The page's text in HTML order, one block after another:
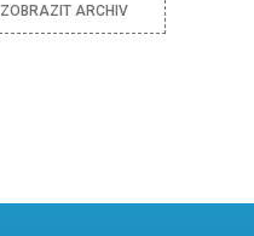
ZOBRAZIT ARCHIV